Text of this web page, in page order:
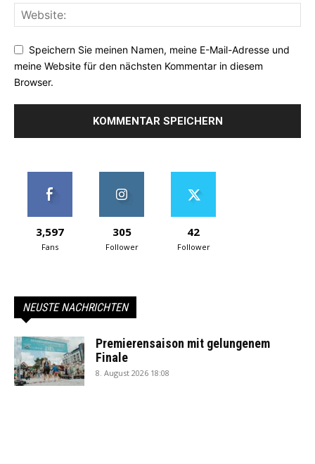
Speichern Sie meinen Namen, meine E-Mail-Adresse und
meine Website für den nächsten Kommentar in diesem
Browser.
3,597
Fans
305
Follower
42
Follower
NEUSTE NACHRICHTEN
Premierensaison mit gelungenem
Finale
8. August 2026 18:08